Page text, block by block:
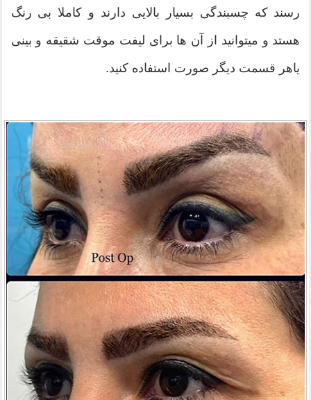
رسند که چسبندگی بسیار بالایی دارند و کاملا بی رنگ
هستد و میتوانید از آن ها برای لیفت موقت شقیقه و بینی
یاهر قسمت دیگر صورت استفاده کنید.